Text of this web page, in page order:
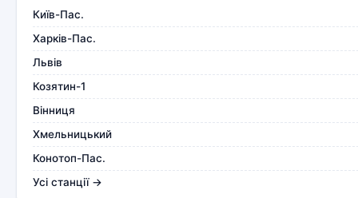
Київ-Пас.
Харків-Пас.
Львів
Козятин-1
Вінниця
Хмельницький
Конотоп-Пас.
Усі станції →